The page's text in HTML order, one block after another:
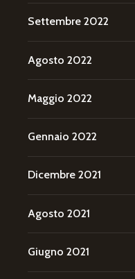
Settembre 2022
Agosto 2022
Maggio 2022
Gennaio 2022
Dicembre 2021
Agosto 2021
Giugno 2021